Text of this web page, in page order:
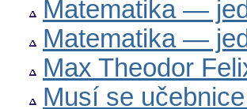
Matematika —
Matematika —
Max Theodor
Musí se